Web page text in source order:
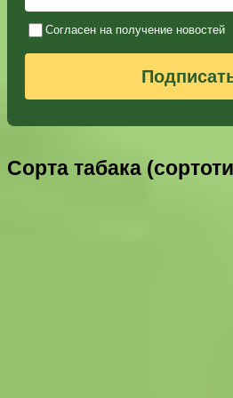
Согласен на получение новостей
Сорта табака